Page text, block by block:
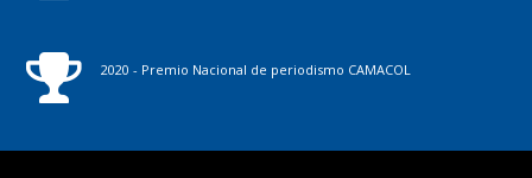
2020 - Premio Nacional de periodismo CAMACOL